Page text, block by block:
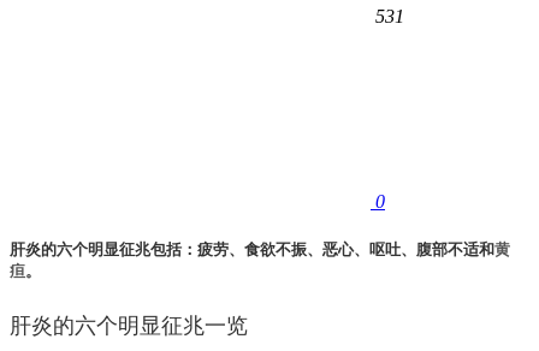
531
0
肝炎的六个明显征兆包括：疲劳、食欲不振、恶心、呕吐、腹部不适和黄
疸。
肝炎的六个明显征兆一览